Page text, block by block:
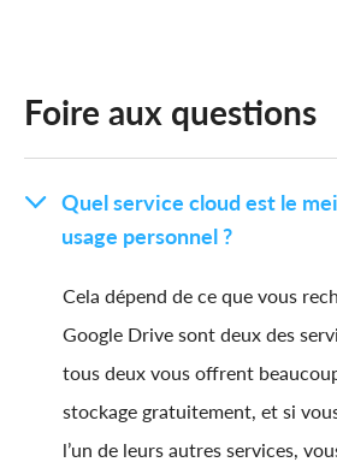
Foire aux questions
Quel service cloud est le
usage personnel ?
Cela dépend de ce que vous
Google Drive sont deux des
tous deux vous offrent
stockage gratuitement, et si
l’un de leurs autres services,